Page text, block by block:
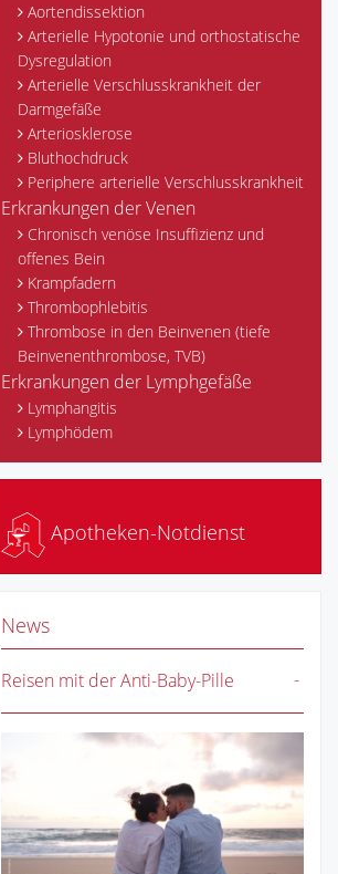
Aortendissektion
Arterielle Hypotonie und orthostatische
Dysregulation
Arterielle Verschlusskrankheit der
Darmgefäße
Arteriosklerose
Bluthochdruck
Periphere arterielle Verschlusskrankheit
Erkrankungen der Venen
Chronisch venöse Insuffizienz und
offenes Bein
Krampfadern
Thrombophlebitis
Thrombose in den Beinvenen (tiefe
Beinvenenthrombose, TVB)
Erkrankungen der Lymphgefäße
Lymphangitis
Lymphödem
Apotheken-Notdienst
News
Reisen mit der Anti-Baby-Pille